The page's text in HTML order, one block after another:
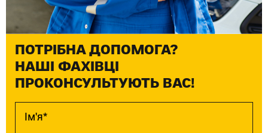
ПОТРІБНА ДОПОМОГА?
НАШІ ФАХІВЦІ
ПРОКОНСУЛЬТУЮТЬ ВАС!